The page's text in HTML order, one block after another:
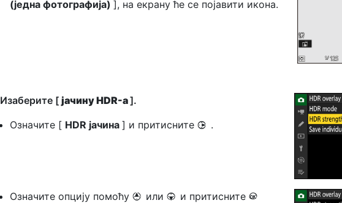
(једна фотографија) ], на екрану ће се појавити икона.
Изаберите [ јачину HDR-а].
Означите [ HDR јачина ] и притисните 2 .
Означите опцију помоћу 1 или 3 и притисните J